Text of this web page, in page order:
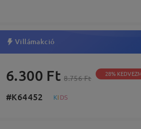
Villámakció
6.300 Ft 8.756 Ft 28%
#K64452 KIDS